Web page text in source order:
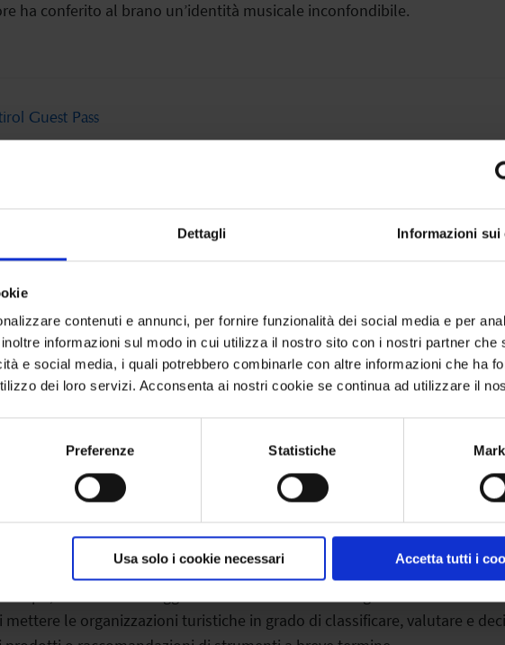
Dettagli Informazioni sui
contenuti e annunci, per fornire funzionalità dei social media e per
informazioni sul modo in cui utilizza il nostro sito con i nostri partner che
e social media, i quali potrebbero combinarle con altre informazioni che ha
dei loro servizi. Acconsenta ai nostri cookie se continua ad utilizzare il
Preferenze Statistiche
Usa solo i cookie necessari Accetta tutti i
ha conferito al brano un’identità musicale inconfondibile.
Guest Pass
European MOBILITYACTION Award. Il premio è stato assegnato
nel turismo con la digitalizzazione. In qualità di partner
sulle destinazioni
a contenuti curati della destinazione e vengono riprodotti su
il turismo: nuove logiche decisionali, aspettative dei clienti
il Prof. Roman Egger e feratel media technologies AG lanciano la
le organizzazioni turistiche in grado di classificare, valutare e